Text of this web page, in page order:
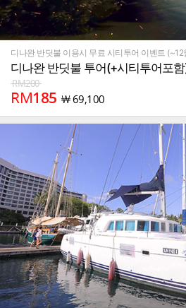
디나완 반딧불 이용시 무료 시티투어 이벤트
디나완 반딧불 투어(+시티투어포
RM200
RM185 ￦69,100